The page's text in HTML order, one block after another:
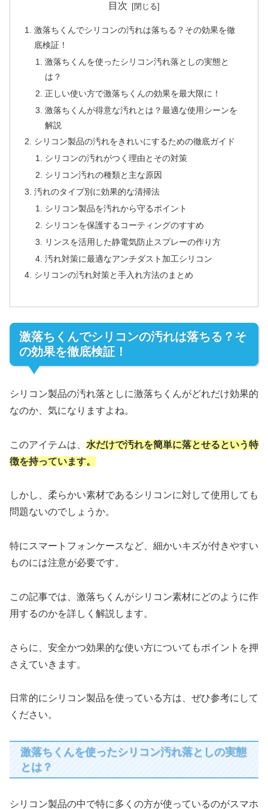
目次
激落ちくんでシリコンの汚れは落ちる？その効果を徹
底検証！
激落ちくんを使ったシリコン汚れ落としの実態と
は？
正しい使い方で激落ちくんの効果を最大限に！
激落ちくんが得意な汚れとは？最適な使用シーンを
解説
シリコン製品の汚れをきれいにするための徹底ガイド
シリコンの汚れがつく理由とその対策
シリコン汚れの種類と主な原因
汚れのタイプ別に効果的な清掃法
シリコン製品を汚れから守るポイント
シリコンを保護するコーティングのすすめ
リンスを活用した静電気防止スプレーの作り方
汚れ対策に最適なアンチダスト加工シリコン
シリコンの汚れ対策と手入れ方法のまとめ
激落ちくんでシリコンの汚れは落ちる？そ
の効果を徹底検証！
シリコン製品の汚れ落としに激落ちくんがどれだけ効果的
なのか、気になりますよね。
このアイテムは、 水だけで汚れを簡単に落とせるという特
徴を持っています。
しかし、柔らかい素材であるシリコンに対して使用しても
問題ないのでしょうか。
特にスマートフォンケースなど、細かいキズが付きやすい
ものには注意が必要です。
この記事では、激落ちくんがシリコン素材にどのように作
用するのかを詳しく解説します。
さらに、安全かつ効果的な使い方についてもポイントを押
さえていきます。
日常的にシリコン製品を使っている方は、ぜひ参考にして
ください。
激落ちくんを使ったシリコン汚れ落としの実態
とは？
シリコン製品の中で特に多くの方が使っているのがスマホ